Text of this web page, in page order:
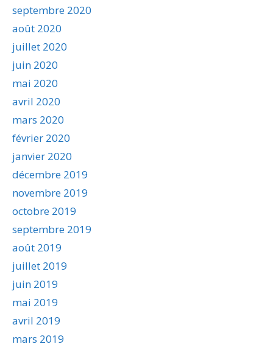
septembre 2020
août 2020
juillet 2020
juin 2020
mai 2020
avril 2020
mars 2020
février 2020
janvier 2020
décembre 2019
novembre 2019
octobre 2019
septembre 2019
août 2019
juillet 2019
juin 2019
mai 2019
avril 2019
mars 2019